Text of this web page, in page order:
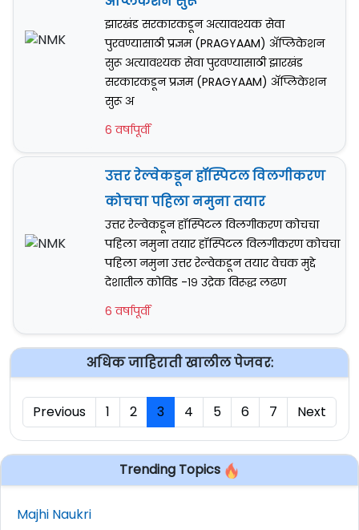
झारखंड सरकारकडून अत्यावश्यक सेवा
पुरवण्यासाठी प्रज्ञम (PRAGYAAM) अ‍ॅप्लिकेशन
सुरू अत्यावश्यक सेवा पुरवण्यासाठी झारखंड
सरकारकडून प्रज्ञम (PRAGYAAM) अ‍ॅप्लिकेशन
सुरू अ
6 वर्षापूर्वी
उत्तर रेल्वेकडून हॉस्पिटल विलगीकरण
कोचचा पहिला नमुना तयार
उत्तर रेल्वेकडून हॉस्पिटल विलगीकरण कोचचा
पहिला नमुना तयार हॉस्पिटल विलगीकरण कोचचा
पहिला नमुना उत्तर रेल्वेकडून तयार वेचक मुद्दे
देशातील कोविड -१९ उद्रेक विरूद्ध लढण
6 वर्षापूर्वी
अधिक जाहिराती खालील पेजवर:
Previous 1 2 3 4 5 6 7 Next
Trending Topics
Majhi Naukri